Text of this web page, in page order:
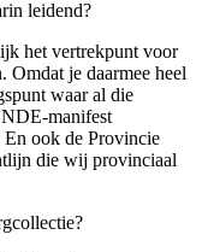
leidend?
het vertrekpunt voor
Omdat je daarmee heel
waar al die
NDE-manifest
En ook de Provincie
die wij provinciaal